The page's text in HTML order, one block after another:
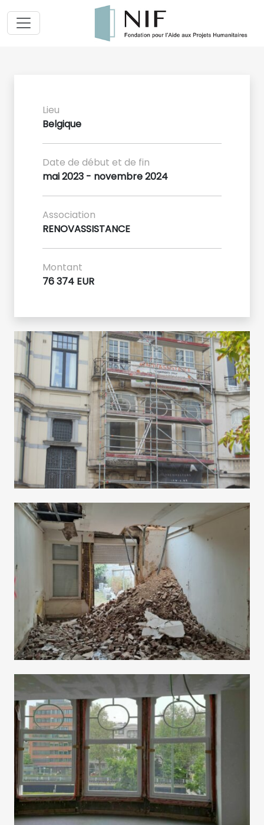
Lieu
Belgique
Date de début et de fin
mai 2023 - novembre 2024
Association
RENOVASSISTANCE
Montant
76 374 EUR